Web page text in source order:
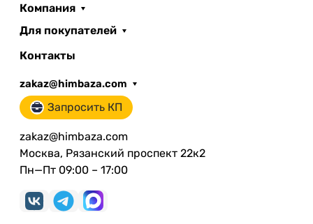
Компания
Для покупателей
Контакты
zakaz@himbaza.com
Запросить КП
zakaz@himbaza.com
Москва, Рязанский проспект 22к2
Пн—Пт 09:00 – 17:00